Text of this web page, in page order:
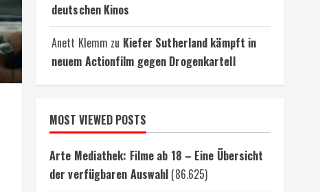
deutschen Kinos
Anett Klemm zu Kiefer Sutherland kämpft in
neuem Actionfilm gegen Drogenkartell
MOST VIEWED POSTS
Arte Mediathek: Filme ab 18 – Eine Übersicht
der verfügbaren Auswahl (86.625)